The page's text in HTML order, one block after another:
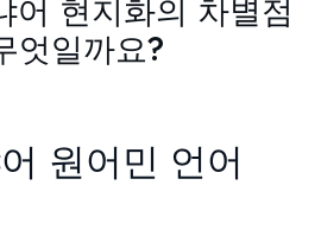
어 현지화의 차별점
엇일까요?
원어민 언어